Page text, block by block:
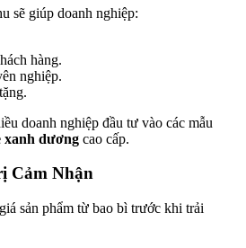
sẽ giúp doanh nghiệp:
hàng.
nghiệp.
doanh nghiệp đầu tư vào các mẫu
xanh dương cao cấp.
Cảm Nhận
sản phẩm từ bao bì trước khi trải